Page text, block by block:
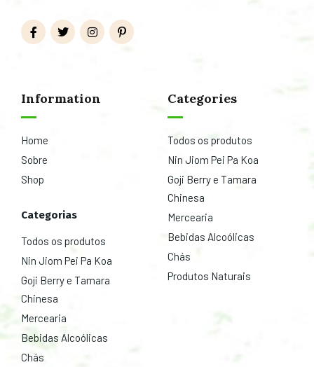
Information
Home
Sobre
Shop
Categorias
Todos os produtos
Nin Jiom Pei Pa Koa
Goji Berry e Tamara
Chinesa
Mercearia
Bebidas Alcoólicas
Chás
Categories
Todos os produtos
Nin Jiom Pei Pa Koa
Goji Berry e Tamara
Chinesa
Mercearia
Bebidas Alcoólicas
Chás
Produtos Naturais